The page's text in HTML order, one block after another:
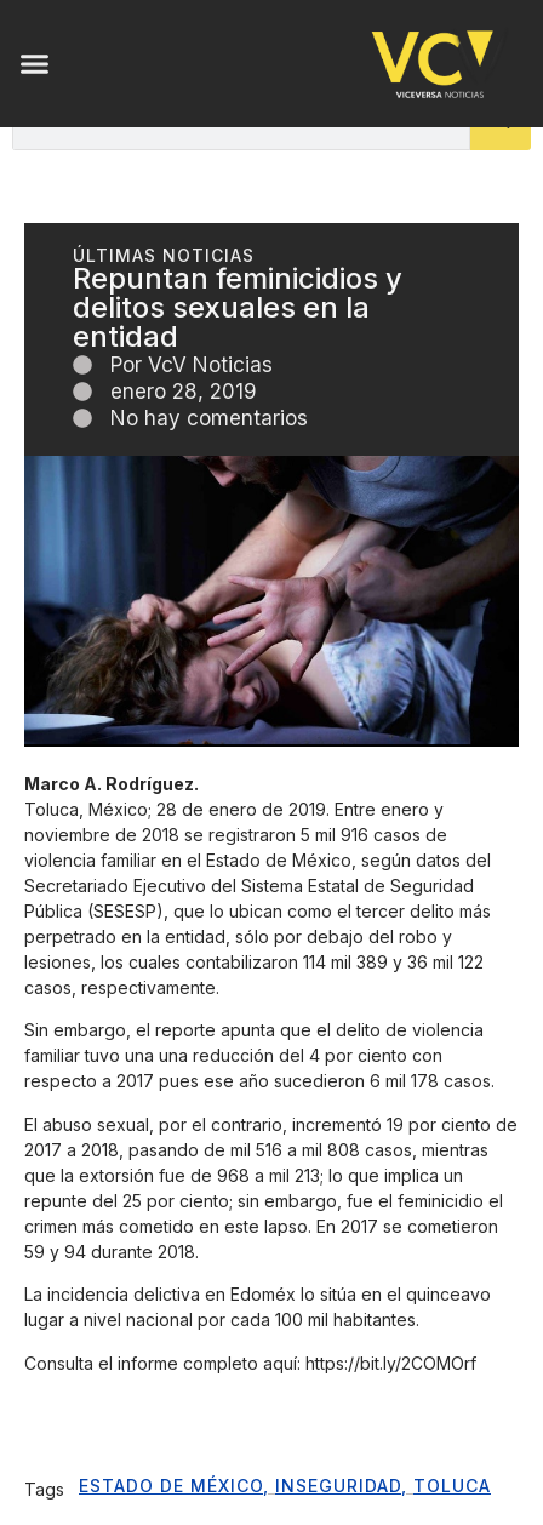
ÚLTIMAS NOTICIAS
Repuntan feminicidios y
delitos sexuales en la
entidad
Por VcV Noticias
enero 28, 2019
No hay comentarios
Marco A. Rodríguez.
Toluca, México; 28 de enero de 2019. Entre enero y
noviembre de 2018 se registraron 5 mil 916 casos de
violencia familiar en el Estado de México, según datos del
Secretariado Ejecutivo del Sistema Estatal de Seguridad
Pública (SESESP), que lo ubican como el tercer delito más
perpetrado en la entidad, sólo por debajo del robo y
lesiones, los cuales contabilizaron 114 mil 389 y 36 mil 122
casos, respectivamente.
Sin embargo, el reporte apunta que el delito de violencia
familiar tuvo una una reducción del 4 por ciento con
respecto a 2017 pues ese año sucedieron 6 mil 178 casos.
El abuso sexual, por el contrario, incrementó 19 por ciento de
2017 a 2018, pasando de mil 516 a mil 808 casos, mientras
que la extorsión fue de 968 a mil 213; lo que implica un
repunte del 25 por ciento; sin embargo, fue el feminicidio el
crimen más cometido en este lapso. En 2017 se cometieron
59 y 94 durante 2018.
La incidencia delictiva en Edoméx lo sitúa en el quinceavo
lugar a nivel nacional por cada 100 mil habitantes.
Consulta el informe completo aquí: https://bit.ly/2COMOrf
Tags ESTADO DE MÉXICO INSEGURIDAD TOLUCA